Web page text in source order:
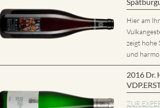
Hier am
zeigt hohe
und
2016 Dr.
ZUR